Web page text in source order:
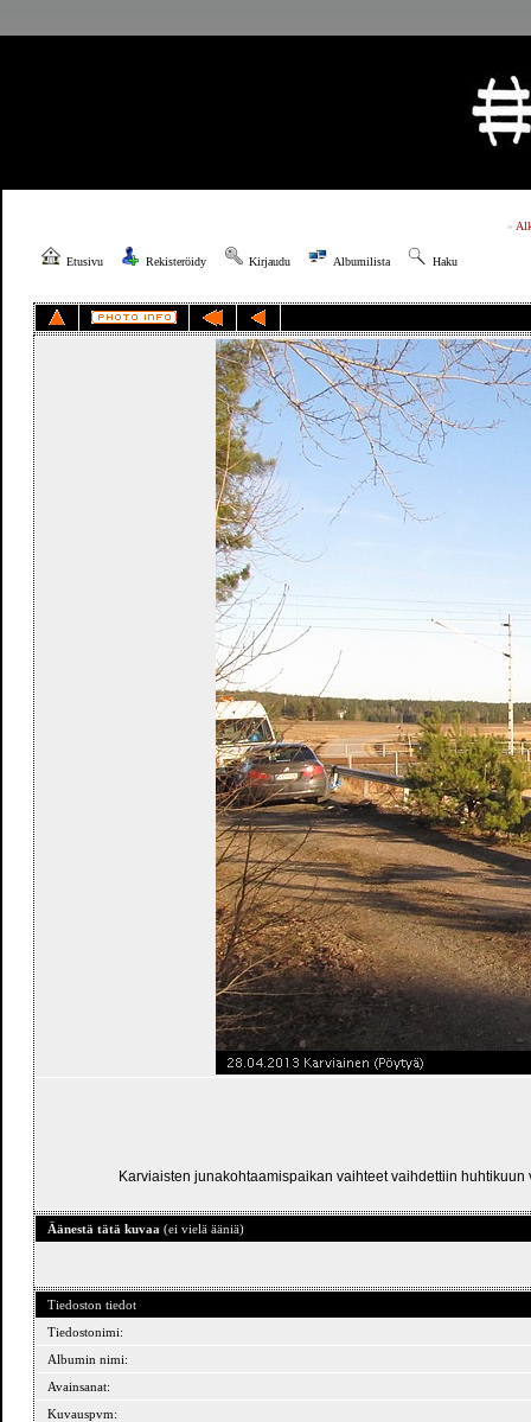
»
Etusivu Rekisteröidy Kirjaudu Albumilista Haku
Karviaisten junakohtaamispaikan vaihteet vaihdettiin
Äänestä tätä kuvaa (ei vielä ääniä)
Tiedoston tiedot
Tiedostonimi:
Albumin nimi:
Avainsanat:
Kuvauspvm: